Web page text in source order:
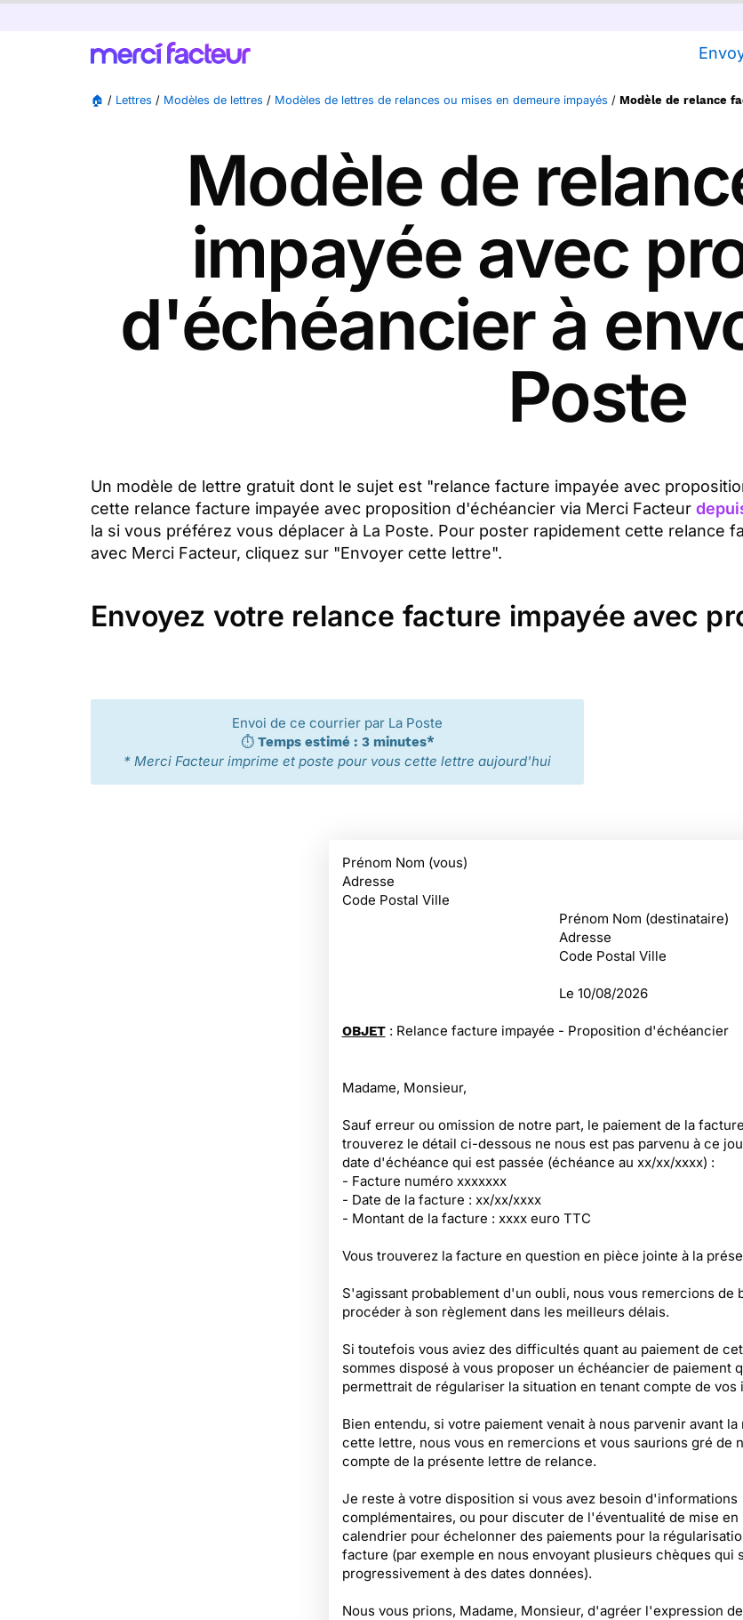
🏠 / Lettres / Modèles de lettres / Modèles de lettres de relances ou mises en demeure impayés / Modèle de relance
Modèle de
impayée avec
d'échéancier à
Poste
Un modèle de lettre gratuit dont le sujet est "relance facture impayée avec
cette relance facture impayée avec proposition d'échéancier via Merci Facteur
la si vous préférez vous déplacer à La Poste. Pour poster rapidement cette relance
avec Merci Facteur, cliquez sur "Envoyer cette lettre".
Envoyez votre relance facture impayée avec
Envoi de ce courrier par La Poste
⏱️ Temps estimé : 3 minutes*
* Merci Facteur imprime et poste pour vous cette lettre aujourd'hui
Prénom Nom (vous)
Adresse
Code Postal Ville
Prénom Nom (destinataire)
Adresse
Code Postal Ville
Le 10/08/2026
OBJET : Relance facture impayée - Proposition d'échéancier
Madame, Monsieur,
Sauf erreur ou omission de notre part, le paiement de la
trouverez le détail ci-dessous ne nous est pas parvenu à ce
date d'échéance qui est passée (échéance au xx/xx/xxxx) :
- Facture numéro xxxxxxx
- Date de la facture : xx/xx/xxxx
- Montant de la facture : xxxx euro TTC
Vous trouverez la facture en question en pièce jointe à la
S'agissant probablement d'un oubli, nous vous remercions de
procéder à son règlement dans les meilleurs délais.
Si toutefois vous aviez des difficultés quant au paiement de
sommes disposé à vous proposer un échéancier de paiement
permettrait de régulariser la situation en tenant compte de vos
Bien entendu, si votre paiement venait à nous parvenir avant
cette lettre, nous vous en remercions et vous saurions gré de
compte de la présente lettre de relance.
Je reste à votre disposition si vous avez besoin d'informations
complémentaires, ou pour discuter de l'éventualité de mise en
calendrier pour échelonner des paiements pour la
facture (par exemple en nous envoyant plusieurs chèques qui
progressivement à des dates données).
Nous vous prions, Madame, Monsieur, d'agréer l'expression